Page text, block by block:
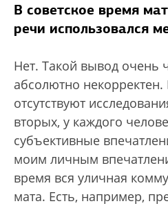
В советское время
речи использовался
Нет. Такой вывод очень
абсолютно
отсутствуют
вторых, у каждого
субъективные
моим личным
время вся уличная
мата. Есть, например,